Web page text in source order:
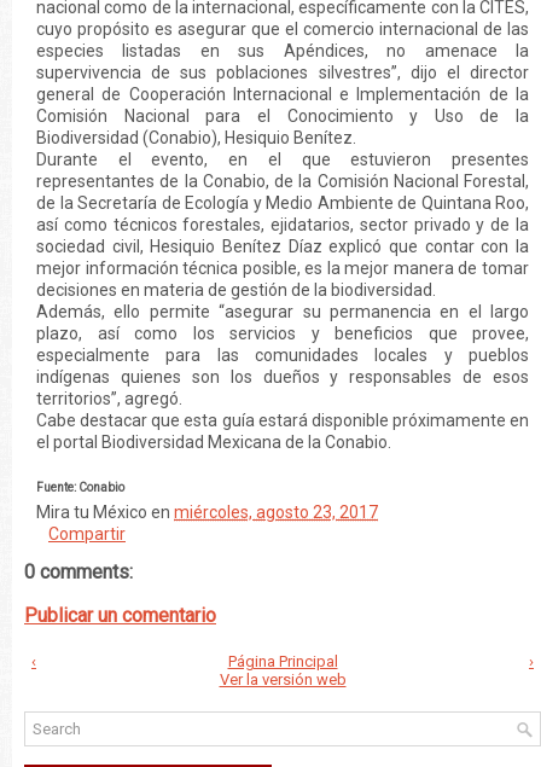
nacional como de la internacional, específicamente con la CITES,
cuyo propósito es asegurar que el comercio internacional de las
especies listadas en sus Apéndices, no amenace la
supervivencia de sus poblaciones silvestres”, dijo el director
general de Cooperación Internacional e Implementación de la
Comisión Nacional para el Conocimiento y Uso de la
Biodiversidad (Conabio), Hesiquio Benítez.
Durante el evento, en el que estuvieron presentes
representantes de la Conabio, de la Comisión Nacional Forestal,
de la Secretaría de Ecología y Medio Ambiente de Quintana Roo,
así como técnicos forestales, ejidatarios, sector privado y de la
sociedad civil, Hesiquio Benítez Díaz explicó que contar con la
mejor información técnica posible, es la mejor manera de tomar
decisiones en materia de gestión de la biodiversidad.
Además, ello permite “asegurar su permanencia en el largo
plazo, así como los servicios y beneficios que provee,
especialmente para las comunidades locales y pueblos
indígenas quienes son los dueños y responsables de esos
territorios”, agregó.
Cabe destacar que esta guía estará disponible próximamente en
el portal Biodiversidad Mexicana de la Conabio.
Fuente: Conabio
Mira tu México en miércoles, agosto 23, 2017
Compartir
0 comments:
Publicar un comentario
‹ ›
Página Principal
Ver la versión web